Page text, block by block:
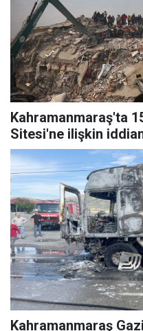
Kahramanmaraş'ta
Sitesi'ne ilişkin
Kahramanmaraş